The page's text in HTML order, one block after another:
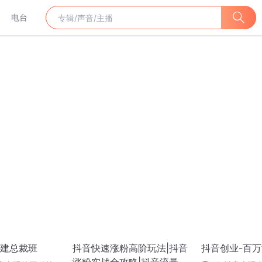
电台
总裁班
抖音快速涨粉高阶玩法|抖音
抖音创业-百